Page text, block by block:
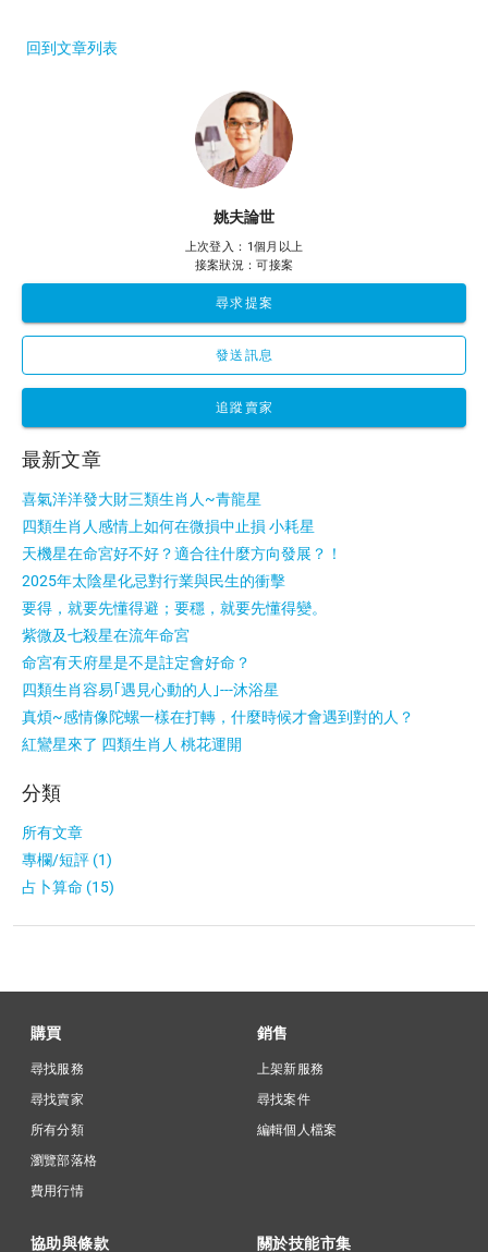
回到文章列表
姚夫論世
上次登入：1個月以上
接案狀況：可接案
尋求提案
發送訊息
追蹤賣家
最新文章
喜氣洋洋發大財三類生肖人~青龍星
四類生肖人感情上如何在微損中止損 小耗星
天機星在命宮好不好？適合往什麼方向發展？！
2025年太陰星化忌對行業與民生的衝擊
要得，就要先懂得避；要穩，就要先懂得變。
紫微及七殺星在流年命宮
命宮有天府星是不是註定會好命？
四類生肖容易｢遇見心動的人｣---沐浴星
真煩~感情像陀螺一樣在打轉，什麼時候才會遇到對的人？
紅鸞星來了 四類生肖人 桃花運開
分類
所有文章
專欄/短評 (1)
占卜算命 (15)
購買
尋找服務
尋找賣家
所有分類
瀏覽部落格
費用行情
銷售
上架新服務
尋找案件
編輯個人檔案
協助與條款 關於技能市集